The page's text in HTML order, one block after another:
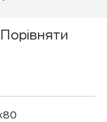
Порівняти